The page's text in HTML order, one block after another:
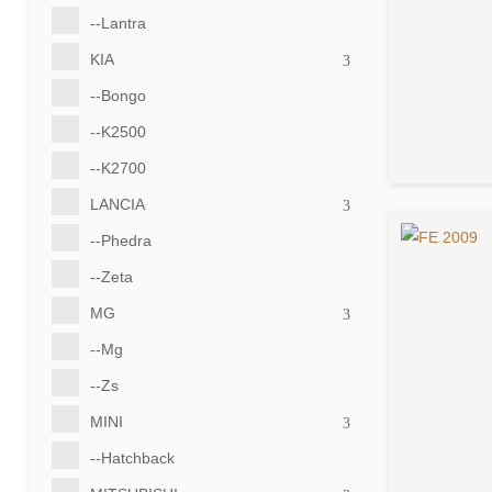
--Lantra
KIA
--Bongo
--K2500
--K2700
LANCIA
--Phedra
--Zeta
MG
--Mg
--Zs
MINI
--Hatchback